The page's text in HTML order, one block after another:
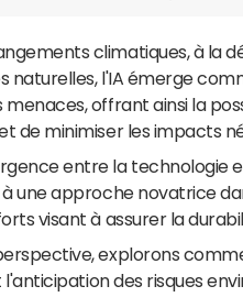
climatiques, à la
naturelles, l'IA émerge
offrant ainsi la
de minimiser les impacts
entre la technologie
une approche novatrice
visant à assurer la
explorons
des risques